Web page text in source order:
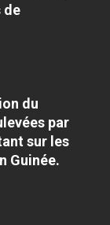
de
du
par
sur les
Guinée.